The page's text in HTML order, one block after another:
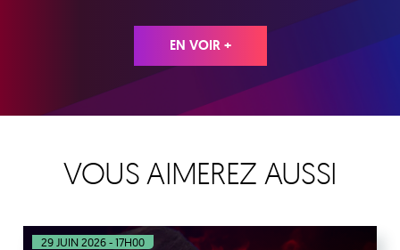
EN VOIR +
VOUS AIMEREZ AUSSI
29 JUIN 2026 - 17H00